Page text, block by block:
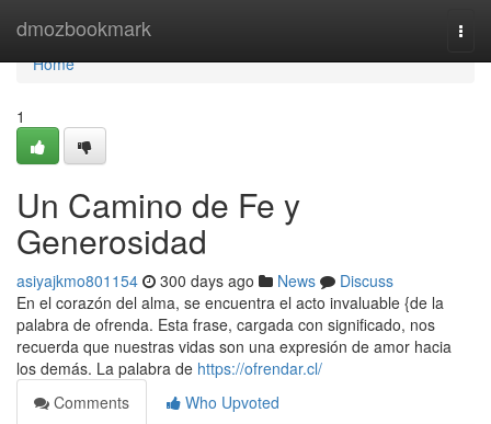
dmozbookmark
Home
Home
1
Un Camino de Fe y
Generosidad
asiyajkmo801154 300 days ago News
Discuss
En el corazón del alma, se encuentra el acto invaluable {de la
palabra de ofrenda. Esta frase, cargada con significado, nos
recuerda que nuestras vidas son una expresión de amor hacia
los demás. La palabra de https://ofrendar.cl/
Comments
Who Upvoted